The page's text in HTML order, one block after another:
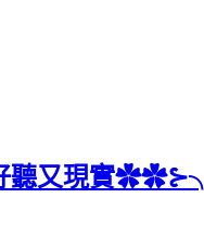
聽又現實✿✿⊱╮